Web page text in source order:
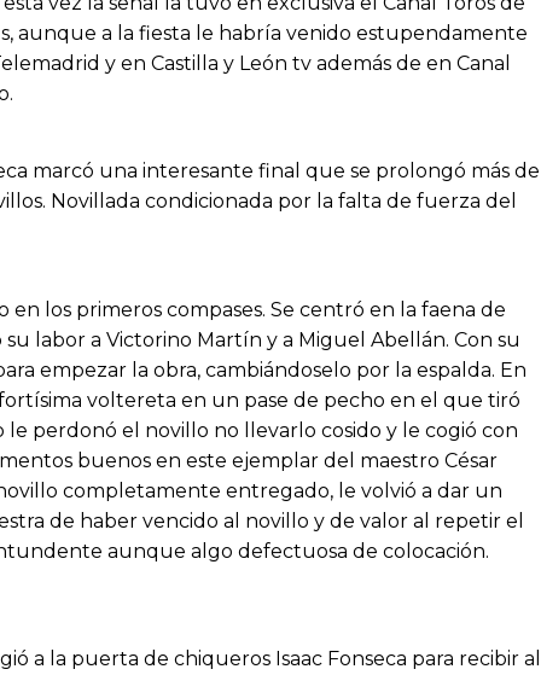
aunque a la fiesta le habría venido estupendamente
y en Castilla y León tv además de en Canal
marcó una interesante final que se prolongó más de
Novillada condicionada por la falta de fuerza del
los primeros compases. Se centró en la faena de
labor a Victorino Martín y a Miguel Abellán. Con su
empezar la obra, cambiándoselo por la espalda. En
voltereta en un pase de pecho en el que tiró
perdonó el novillo no llevarlo cosido y le cogió con
buenos en este ejemplar del maestro César
completamente entregado, le volvió a dar un
de haber vencido al novillo y de valor al repetir el
aunque algo defectuosa de colocación.
a la puerta de chiqueros Isaac Fonseca para recibir al